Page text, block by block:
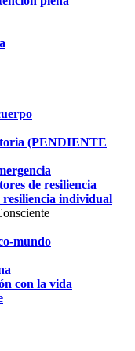
(PENDIENTE
de resiliencia
resiliencia individual
mundo
con la vida